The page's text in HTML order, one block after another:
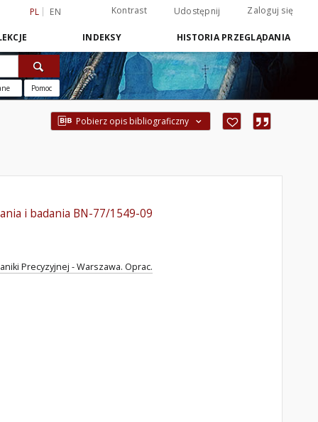
PL EN Kontrast Udostępnij Zaloguj się
INDEKSY HISTORIA PRZEGLĄDANIA
Pomoc
Pobierz opis bibliograficzny
i badania BN-77/1549-09
Precyzyjnej - Warszawa. Oprac.